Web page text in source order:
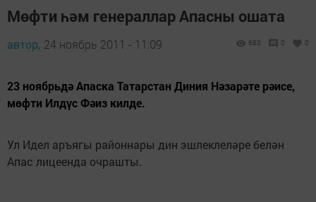
Мөфти һәм генераллар Апасны ошата
автор, 24 ноябрь 2011 - 11:09 683 0 0
23 ноябрьдә Апаска Татарстан Диния Нәзарәте рәисе,
мөфти Илдүс Фәиз килде.
Ул Идел аръягы районнары дин эшлеклеләре белән
Апас лицеенда очрашты.